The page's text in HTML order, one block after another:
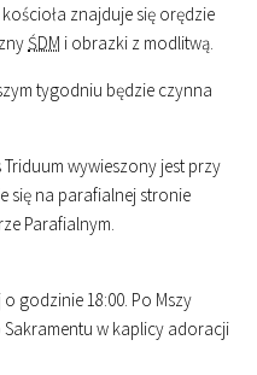
znajduje się orędzie
ŚDM i obrazki z modlitwą.
tygodniu będzie czynna
wywieszony jest przy
się na parafialnej stronie
Parafialnym.
o godzinie18:00. Po Mszy
w kaplicy adoracji